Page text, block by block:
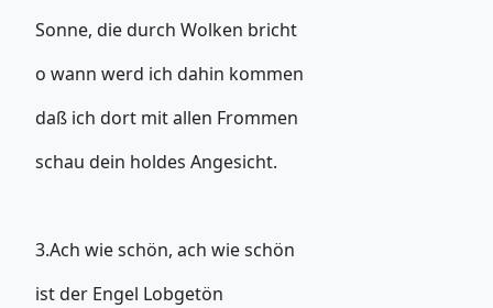
Sonne, die durch Wolken bricht
o wann werd ich dahin kommen
daß ich dort mit allen Frommen
schau dein holdes Angesicht.
3.Ach wie schön, ach wie schön
ist der Engel Lobgetön